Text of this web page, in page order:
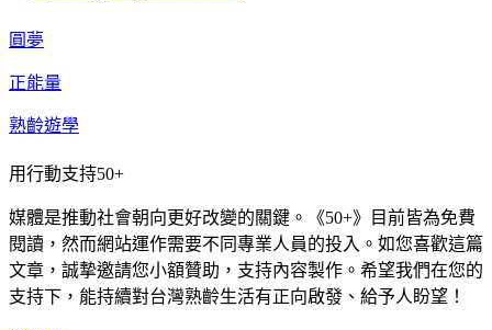
圓夢
正能量
熟齡遊學
用行動支持50+
媒體是推動社會朝向更好改變的關鍵。《50+》目前皆為免費
閱讀，然而網站運作需要不同專業人員的投入。如您喜歡這篇
文章，誠摯邀請您小額贊助，支持內容製作。希望我們在您的
支持下，能持續對台灣熟齡生活有正向啟發、給予人盼望！